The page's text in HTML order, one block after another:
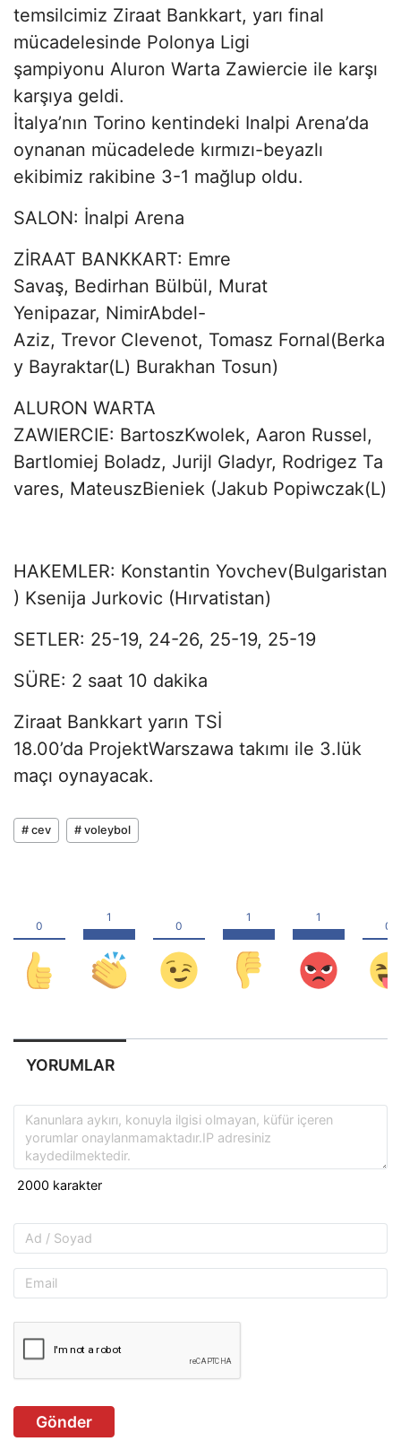
temsilcimiz Ziraat Bankkart, yarı final
mücadelesinde Polonya Ligi
şampiyonu Aluron Warta Zawiercie ile karşı
karşıya geldi.
İtalya’nın Torino kentindeki Inalpi Arena’da
oynanan mücadelede kırmızı-beyazlı
ekibimiz rakibine 3-1 mağlup oldu.
SALON: İnalpi Arena
ZİRAAT BANKKART: Emre
Savaş, Bedirhan Bülbül, Murat
Yenipazar, NimirAbdel-
Aziz, Trevor Clevenot, Tomasz Fornal(Berka
y Bayraktar(L) Burakhan Tosun)
ALURON WARTA
ZAWIERCIE: BartoszKwolek, Aaron Russel,
Bartlomiej Boladz, Jurijl Gladyr, Rodrigez Ta
vares, MateuszBieniek (Jakub Popiwczak(L)
HAKEMLER: Konstantin Yovchev(Bulgaristan
) Ksenija Jurkovic (Hırvatistan)
SETLER: 25-19, 24-26, 25-19, 25-19
SÜRE: 2 saat 10 dakika
Ziraat Bankkart yarın TSİ
18.00’da ProjektWarszawa takımı ile 3.lük
maçı oynayacak.
# cev # voleybol
YORUMLAR
Gönder